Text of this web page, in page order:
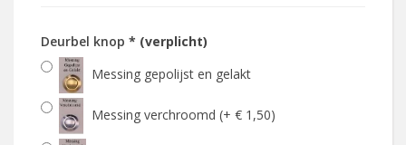
Deurbel knop * (verplicht)
Messing gepolijst en gelakt
Messing verchroomd (+ € 1,50)